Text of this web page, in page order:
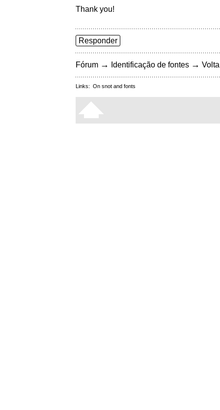
Thank you!
Responder
Fórum → Identificação de fontes →
Links: On snot and fonts